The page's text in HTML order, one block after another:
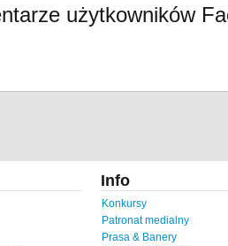
użytkowników
Info
Konkursy
Patronat medialny
Prasa & Banery